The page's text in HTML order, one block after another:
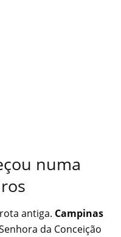
numa
antiga. Campinas
da Conceição